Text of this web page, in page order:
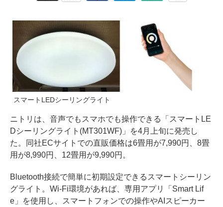
スマートLEDシーリングライト
ニトリは、音声でもスマホでも操作できる「スマートLE
Dシーリングライト(MT301WF)」を4月上旬に発売し
た。同社ECサイトでの直販価格は6畳用が7,990円、8畳
用が8,990円、12畳用が9,990円。
Bluetooth接続で簡単に初期設定できるスマートシーリン
グライト。Wi-Fi環境があれば、専用アプリ「Smart Lif
e」を使用し、スマートフォンでの操作やAIスピーカー